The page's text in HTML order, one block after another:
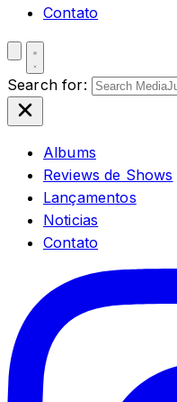
Contato
Search for:
Albums
Reviews de Shows
Lançamentos
Noticias
Contato